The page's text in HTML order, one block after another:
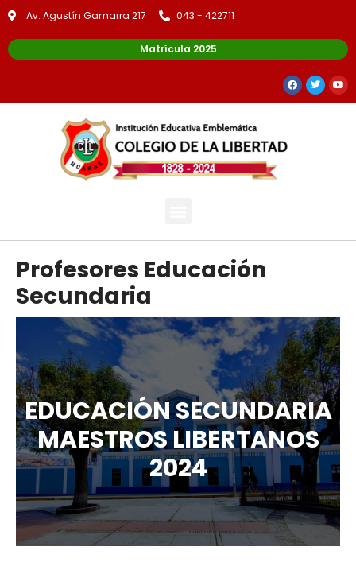
Av. Agustín Gamarra 217 043 - 422711
Matrícula 2025
Profesores Educación
Secundaria
EDUCACIÓN SECUNDARIA
MAESTROS LIBERTANOS
2024